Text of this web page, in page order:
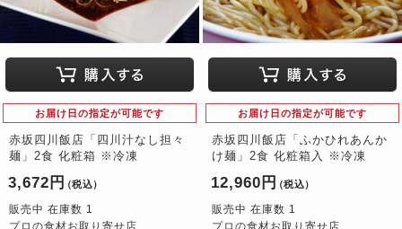
お届け日の指定が可能です
赤坂四川飯店「四川汁なし担々
麺」2食 化粧箱 ※冷凍
3,672円 （税込）
販売中 在庫数 1
プロの食材お取り寄せ店
お届け日の指定が可能です
赤坂四川飯店「ふかひれあんか
け麺」2食 化粧箱入 ※冷凍
12,960円 （税込）
販売中 在庫数 1
プロの食材お取り寄せ店